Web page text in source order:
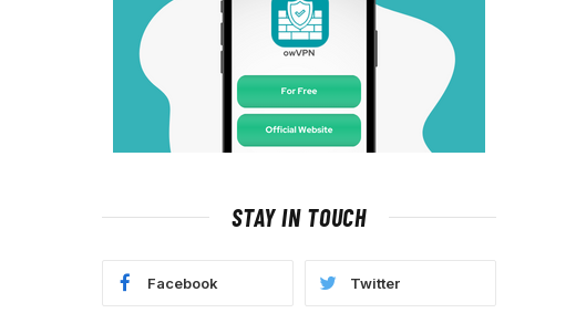
STAY IN TOUCH
Facebook Twitter